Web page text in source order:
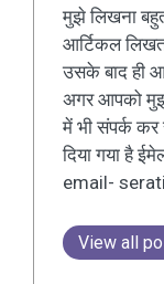
मुझे लिखना
आर्टिकल
उसके बाद ही
अगर आपको
में भी संपर्क
दिया गया है
email-
View all